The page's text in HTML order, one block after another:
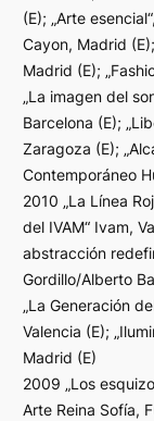
(E); „Arte
Cayon, Madrid
Madrid (E);
„La imagen del
Barcelona (E);
Zaragoza (E);
Contemporáneo
2010 „La Línea
del IVAM“ Ivam,
abstracción
Gordillo/Alberto
„La Generación
Valencia (E);
Madrid (E)
2009 „Los
Arte Reina Sofía,